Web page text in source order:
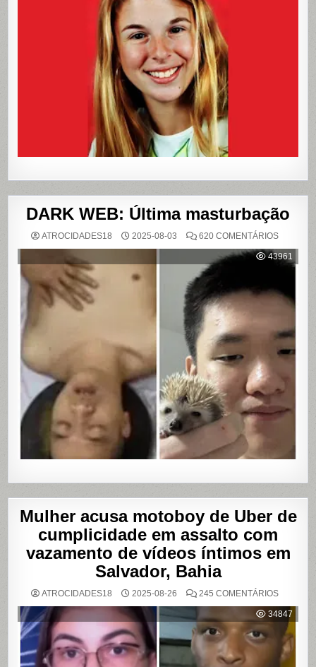
DARK WEB: Última masturbação
ATROCIDADES18 2025-08-03 620 COMENTÁRIOSEM
WEB:
ÚLTIMA
43961
Mulher acusa motoboy de Uber de
cumplicidade em assalto com
vazamento de vídeos íntimos em
Salvador, Bahia
ATROCIDADES18 2025-08-26 245 COMENTÁRIOSEM
ACUSA
DE
UBER
DE
EM
34847